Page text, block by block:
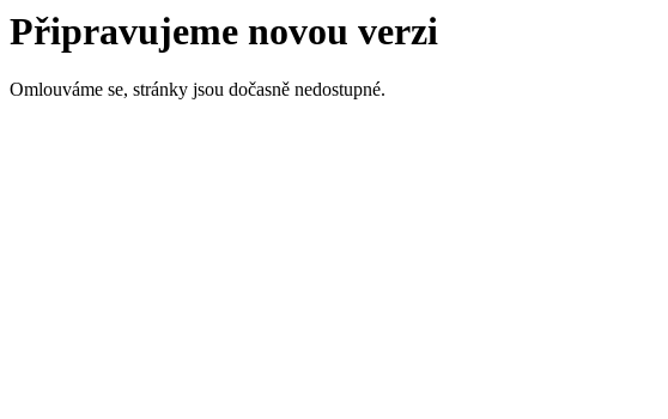
Připravujeme novou verzi
Omlouváme se, stránky jsou dočasně nedostupné.